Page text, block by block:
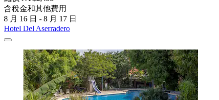
含稅金和其他費用
8 月 16 日 - 8 月 17 日
Hotel Del Aserradero